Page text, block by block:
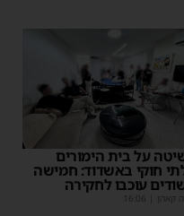
על בית הימורים
חוקי באשדוד: חמישה
עוכבו לחקירה
קאהן 16:06